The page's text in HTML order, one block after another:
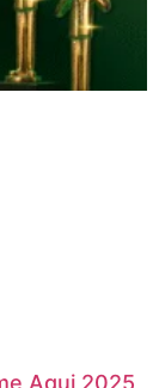
Aqui 2025